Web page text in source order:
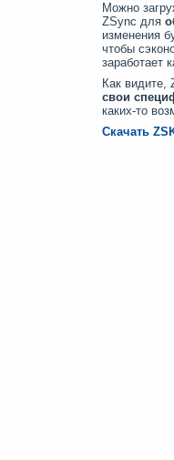
Можно
ZSync для
изменения
чтобы
заработает
Как
свои
каких-то
Скачать